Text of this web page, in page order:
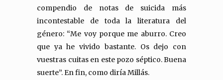
compendio de notas de suicida más
incontestable de toda la literatura del
género: “Me voy porque me aburro. Creo
que ya he vivido bastante. Os dejo con
vuestras cuitas en este pozo séptico. Buena
suerte”. En fin, como diría Millás.